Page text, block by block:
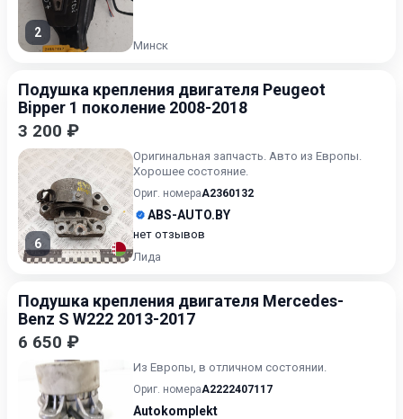
2
Минск
Подушка крепления двигателя Peugeot
Bipper 1 поколение 2008-2018
3 200 ₽
6
Оригинальная запчасть. Авто из Европы.
Хорошее состояние.
Ориг. номераA2360132
ABS-AUTO.BY
нет отзывов
Лида
Подушка крепления двигателя Mercedes-
Benz S W222 2013-2017
6 650 ₽
Из Европы, в отличном состоянии.
Ориг. номераA2222407117
Autokomplekt